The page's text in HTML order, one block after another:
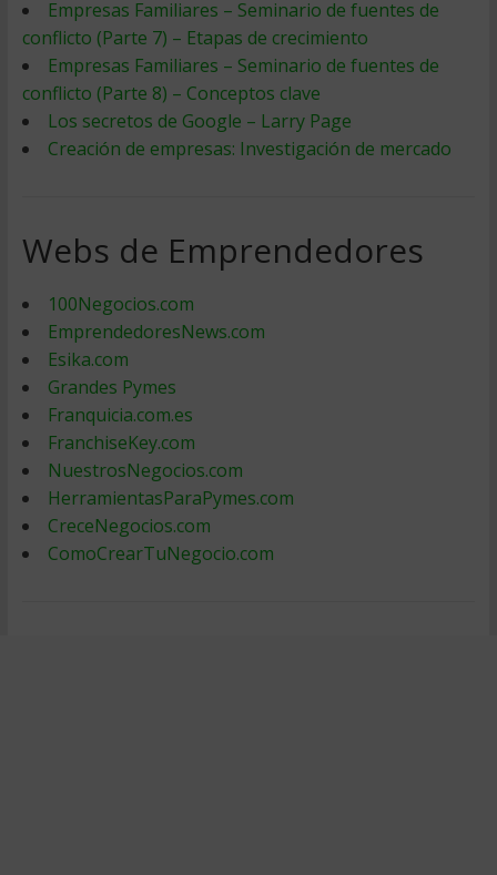
Empresas Familiares – Seminario de fuentes de
conflicto (Parte 7) – Etapas de crecimiento
Empresas Familiares – Seminario de fuentes de
conflicto (Parte 8) – Conceptos clave
Los secretos de Google – Larry Page
Creación de empresas: Investigación de mercado
Webs de Emprendedores
100Negocios.com
EmprendedoresNews.com
Esika.com
Grandes Pymes
Franquicia.com.es
FranchiseKey.com
NuestrosNegocios.com
HerramientasParaPymes.com
CreceNegocios.com
ComoCrearTuNegocio.com